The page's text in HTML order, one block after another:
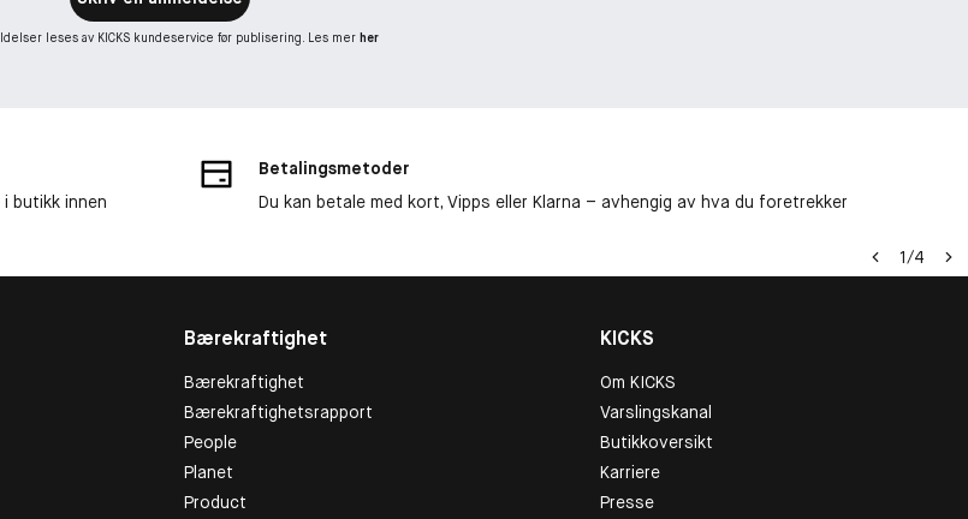
leses av KICKS kundeservice før publisering. Les mer her
butikk innen
Betalingsmetoder
Du kan betale med kort, Vipps eller Klarna – avhengig av hva du foretrekker
1/4
Bærekraftighet
Bærekraftighet
Bærekraftighetsrapport
People
Planet
Product
KICKS
Om KICKS
Varslingskanal
Butikkoversikt
Karriere
Presse